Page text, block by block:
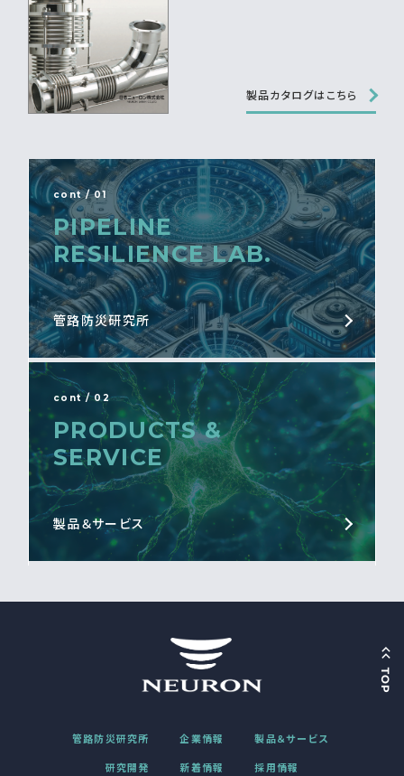
製品カタログはこちら
cont / 01
PIPELINE
RESILIENCE LAB.
管路防災研究所
cont / 02
PRODUCTS &
SERVICE
製品＆サービス
管路防災研究所 企業情報 製品＆サービス
研究開発 新着情報 採用情報